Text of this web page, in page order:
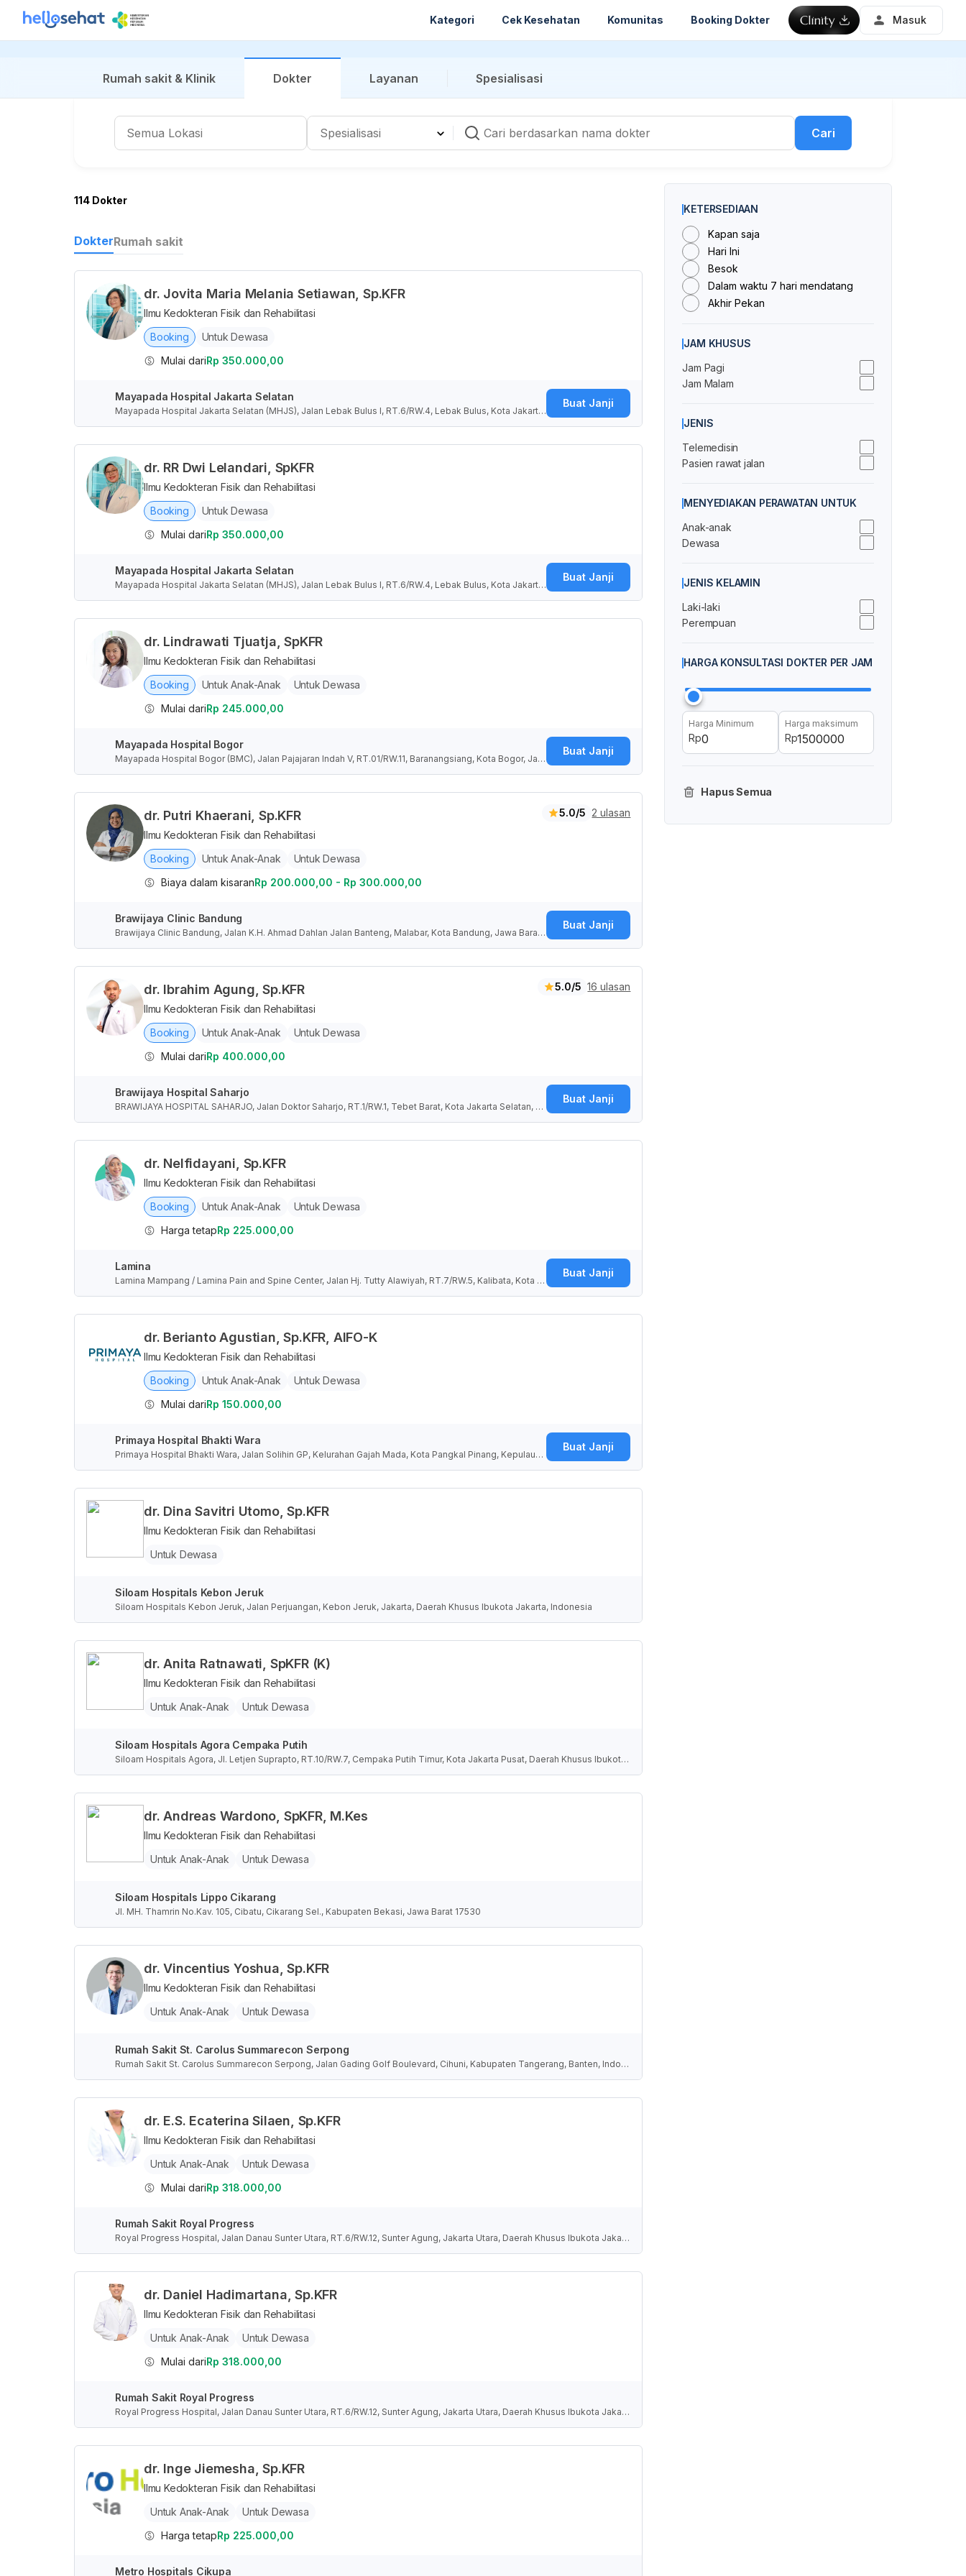
Kategori Cek Kesehatan Komunitas Booking Dokter Masuk
Rumah sakit & Klinik Dokter Layanan Spesialisasi
Cari
114 Dokter
DokterRumah sakit
dr. Jovita Maria Melania Setiawan, Sp.KFR
Ilmu Kedokteran Fisik dan Rehabilitasi
Booking
Untuk Dewasa
Mulai dariRp 350.000,00
Mayapada Hospital Jakarta Selatan
Mayapada Hospital Jakarta Selatan (MHJS), Jalan Lebak Bulus I, RT.6/RW.4, Lebak Bulus, Kota Jakarta
Selatan, Daerah Khusus Ibukota Jakarta, Indonesia
Buat Janji
dr. RR Dwi Lelandari, SpKFR
Ilmu Kedokteran Fisik dan Rehabilitasi
Booking
Untuk Dewasa
Mulai dariRp 350.000,00
Mayapada Hospital Jakarta Selatan
Mayapada Hospital Jakarta Selatan (MHJS), Jalan Lebak Bulus I, RT.6/RW.4, Lebak Bulus, Kota Jakarta
Selatan, Daerah Khusus Ibukota Jakarta, Indonesia
Buat Janji
dr. Lindrawati Tjuatja, SpKFR
Ilmu Kedokteran Fisik dan Rehabilitasi
Booking
Untuk Anak-Anak
Untuk Dewasa
Mulai dariRp 245.000,00
Mayapada Hospital Bogor
Mayapada Hospital Bogor (BMC), Jalan Pajajaran Indah V, RT.01/RW.11, Baranangsiang, Kota Bogor, Jaw
a Barat, Indonesia
Buat Janji
5.0/5 2 ulasan
dr. Putri Khaerani, Sp.KFR
Ilmu Kedokteran Fisik dan Rehabilitasi
Booking
Untuk Anak-Anak
Untuk Dewasa
Biaya dalam kisaranRp 200.000,00 - Rp 300.000,00
Brawijaya Clinic Bandung
Brawijaya Clinic Bandung, Jalan K.H. Ahmad Dahlan Jalan Banteng, Malabar, Kota Bandung, Jawa Barat,
Indonesia
Buat Janji
5.0/5 16 ulasan
dr. Ibrahim Agung, Sp.KFR
Ilmu Kedokteran Fisik dan Rehabilitasi
Booking
Untuk Anak-Anak
Untuk Dewasa
Mulai dariRp 400.000,00
Brawijaya Hospital Saharjo
BRAWIJAYA HOSPITAL SAHARJO, Jalan Doktor Saharjo, RT.1/RW.1, Tebet Barat, Kota Jakarta Selatan, D
aerah Khusus Ibukota Jakarta, Indonesia
Buat Janji
dr. Nelfidayani, Sp.KFR
Ilmu Kedokteran Fisik dan Rehabilitasi
Booking
Untuk Anak-Anak
Untuk Dewasa
Harga tetapRp 225.000,00
Lamina
Lamina Mampang / Lamina Pain and Spine Center, Jalan Hj. Tutty Alawiyah, RT.7/RW.5, Kalibata, Kota J
akarta Selatan, Daerah Khusus Ibukota Jakarta, Indonesia
Buat Janji
dr. Berianto Agustian, Sp.KFR, AIFO-K
Ilmu Kedokteran Fisik dan Rehabilitasi
Booking
Untuk Anak-Anak
Untuk Dewasa
Mulai dariRp 150.000,00
Primaya Hospital Bhakti Wara
Primaya Hospital Bhakti Wara, Jalan Solihin GP, Kelurahan Gajah Mada, Kota Pangkal Pinang, Kepulauan
Bangka Belitung, Indonesia
Buat Janji
dr. Dina Savitri Utomo, Sp.KFR
Ilmu Kedokteran Fisik dan Rehabilitasi
Untuk Dewasa
Siloam Hospitals Kebon Jeruk
Siloam Hospitals Kebon Jeruk, Jalan Perjuangan, Kebon Jeruk, Jakarta, Daerah Khusus Ibukota Jakarta, Indonesia
dr. Anita Ratnawati, SpKFR (K)
Ilmu Kedokteran Fisik dan Rehabilitasi
Untuk Anak-Anak
Untuk Dewasa
Siloam Hospitals Agora Cempaka Putih
Siloam Hospitals Agora, Jl. Letjen Suprapto, RT.10/RW.7, Cempaka Putih Timur, Kota Jakarta Pusat, Daerah Khusus Ibukota
Jakarta, Indonesia
dr. Andreas Wardono, SpKFR, M.Kes
Ilmu Kedokteran Fisik dan Rehabilitasi
Untuk Anak-Anak
Untuk Dewasa
Siloam Hospitals Lippo Cikarang
Jl. MH. Thamrin No.Kav. 105, Cibatu, Cikarang Sel., Kabupaten Bekasi, Jawa Barat 17530
dr. Vincentius Yoshua, Sp.KFR
Ilmu Kedokteran Fisik dan Rehabilitasi
Untuk Anak-Anak
Untuk Dewasa
Rumah Sakit St. Carolus Summarecon Serpong
Rumah Sakit St. Carolus Summarecon Serpong, Jalan Gading Golf Boulevard, Cihuni, Kabupaten Tangerang, Banten, Indon
esia
dr. E.S. Ecaterina Silaen, Sp.KFR
Ilmu Kedokteran Fisik dan Rehabilitasi
Untuk Anak-Anak
Untuk Dewasa
Mulai dariRp 318.000,00
Rumah Sakit Royal Progress
Royal Progress Hospital, Jalan Danau Sunter Utara, RT.6/RW.12, Sunter Agung, Jakarta Utara, Daerah Khusus Ibukota Jakart
a, Indonesia
dr. Daniel Hadimartana, Sp.KFR
Ilmu Kedokteran Fisik dan Rehabilitasi
Untuk Anak-Anak
Untuk Dewasa
Mulai dariRp 318.000,00
Rumah Sakit Royal Progress
Royal Progress Hospital, Jalan Danau Sunter Utara, RT.6/RW.12, Sunter Agung, Jakarta Utara, Daerah Khusus Ibukota Jakart
a, Indonesia
dr. Inge Jiemesha, Sp.KFR
Ilmu Kedokteran Fisik dan Rehabilitasi
Untuk Anak-Anak
Untuk Dewasa
Harga tetapRp 225.000,00
Metro Hospitals Cikupa
KETERSEDIAAN
Kapan saja
Hari Ini
Besok
Dalam waktu 7 hari mendatang
Akhir Pekan
JAM KHUSUS
Jam Pagi
Jam Malam
JENIS
Telemedisin
Pasien rawat jalan
MENYEDIAKAN PERAWATAN UNTUK
Anak-anak
Dewasa
JENIS KELAMIN
Laki-laki
Perempuan
HARGA KONSULTASI DOKTER PER JAM
Harga Minimum
Rp
Harga maksimum
Rp
Hapus Semua